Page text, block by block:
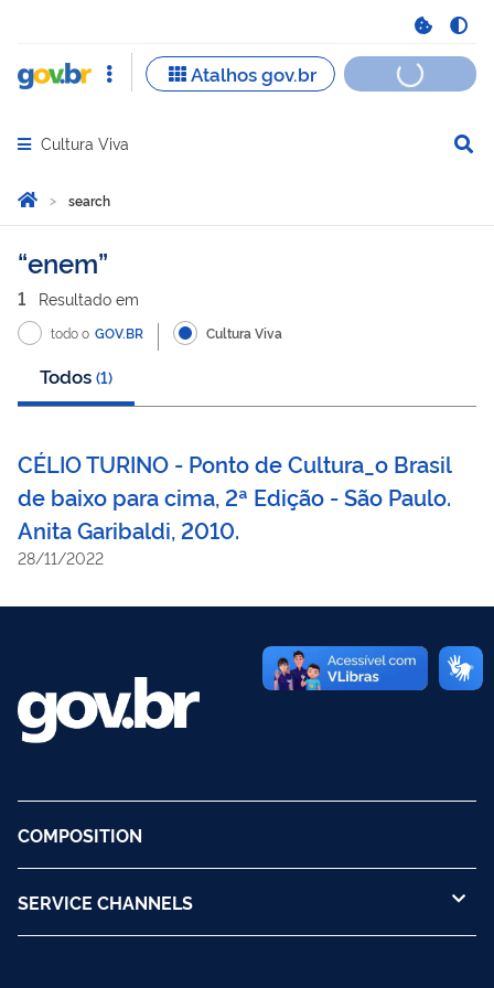
Abrir menu principal de navegação
Cultura Viva
Você está aqui:
Homesearch
search
enem
1 Resultado em
todo o GOV.BR Cultura Viva
Todos (1)
CÉLIO TURINO - Ponto de Cultura_o Brasil
de baixo para cima, 2ª Edição - São Paulo.
Anita Garibaldi, 2010.
28/11/2022
COMPOSITION
SERVICE CHANNELS